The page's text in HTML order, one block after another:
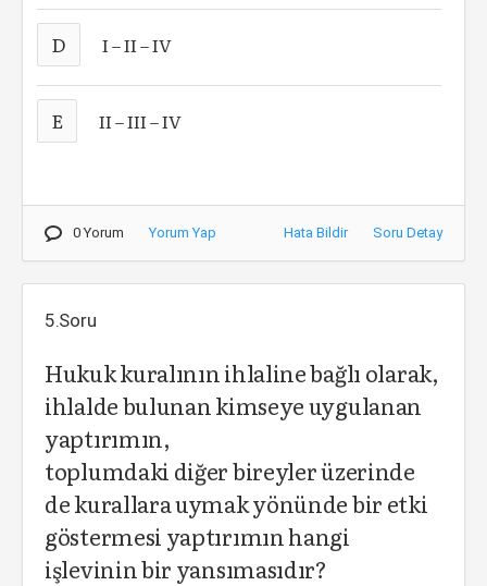
D I – II – IV
E II – III – IV
0 Yorum Yorum Yap Hata Bildir Soru Detay
5.Soru
Hukuk kuralının ihlaline bağlı olarak,
ihlalde bulunan kimseye uygulanan
yaptırımın,
toplumdaki diğer bireyler üzerinde
de kurallara uymak yönünde bir etki
göstermesi yaptırımın hangi
işlevinin bir yansımasıdır?